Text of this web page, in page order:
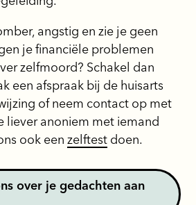
angstig en zie je geen
je financiële problemen
zelfmoord? Schakel dan
een afspraak bij de huisarts
of neem contact op met
liever anoniem met iemand
ook een zelftest doen.
over je gedachten aan